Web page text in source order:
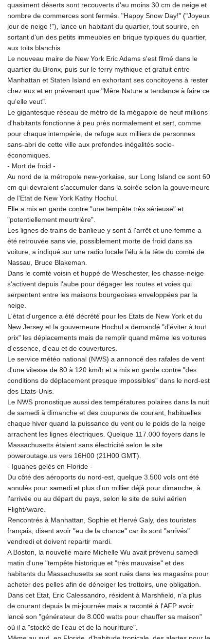
quasiment déserts sont recouverts d'au moins 30 cm de neige et
nombre de commerces sont fermés. "Happy Snow Day!" ("Joyeux
jour de neige !"), lance un habitant du quartier, tout sourire, en
sortant d'un des petits immeubles en brique typiques du quartier,
aux toits blanchis.
Le nouveau maire de New York Eric Adams s'est filmé dans le
quartier du Bronx, puis sur le ferry mythique et gratuit entre
Manhattan et Staten Island en exhortant ses concitoyens à rester
chez eux et en prévenant que "Mère Nature a tendance à faire ce
qu'elle veut".
Le gigantesque réseau de métro de la mégapole de neuf millions
d'habitants fonctionne à peu près normalement et sert, comme
pour chaque intempérie, de refuge aux milliers de personnes
sans-abri de cette ville aux profondes inégalités socio-
économiques.
- Mort de froid -
Au nord de la métropole new-yorkaise, sur Long Island ce sont 60
cm qui devraient s'accumuler dans la soirée selon la gouverneure
de l'Etat de New York Kathy Hochul.
Elle a mis en garde contre "une tempête très sérieuse" et
"potentiellement meurtrière".
Les lignes de trains de banlieue y sont à l'arrêt et une femme a
été retrouvée sans vie, possiblement morte de froid dans sa
voiture, a indiqué sur une radio locale l'élu à la tête du comté de
Nassau, Bruce Blakeman.
Dans le comté voisin et huppé de Weschester, les chasse-neige
s'activent depuis l'aube pour dégager les routes et voies qui
serpentent entre les maisons bourgeoises enveloppées par la
neige.
L'état d'urgence a été décrété pour les Etats de New York et du
New Jersey et la gouverneure Hochul a demandé "d'éviter à tout
prix" les déplacements mais de remplir quand même les voitures
d'essence, d'eau et de couvertures.
Le service météo national (NWS) a annoncé des rafales de vent
d'une vitesse de 80 à 120 km/h et a mis en garde contre "des
conditions de déplacement presque impossibles" dans le nord-est
des Etats-Unis.
Le NWS pronostique aussi des températures polaires dans la nuit
de samedi à dimanche et des coupures de courant, habituelles
chaque hiver quand la puissance du vent ou le poids de la neige
arrachent les lignes électriques. Quelque 117.000 foyers dans le
Massachusetts étaient sans électricité selon le site
poweroutage.us vers 16H00 (21H00 GMT).
- Iguanes gelés en Floride -
Du côté des aéroports du nord-est, quelque 3.500 vols ont été
annulés pour samedi et plus d'un millier déjà pour dimanche, à
l'arrivée ou au départ du pays, selon le site de suivi aérien
FlightAware.
Rencontrés à Manhattan, Sophie et Hervé Galy, des touristes
français, disent avoir "eu de la chance" car ils sont "arrivés"
vendredi et doivent repartir mardi.
A Boston, la nouvelle maire Michelle Wu avait prévenu samedi
matin d'une "tempête historique et "très mauvaise" et des
habitants du Massachusetts se sont rués dans les magasins pour
acheter des pelles afin de déneiger les trottoirs, une obligation.
Dans cet Etat, Eric Calessandro, résident à Marshfield, n'a plus
de courant depuis la mi-journée mais a raconté à l'AFP avoir
lancé son "générateur de 8.000 watts pour chauffer sa maison"
où il a "stocké de l'eau et de la nourriture".